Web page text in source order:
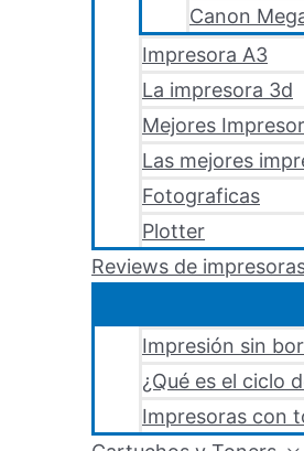
Canon
Impresora A3
La impresora 3d
Mejores
Las mejores
Fotograficas
Plotter
Reviews de
Impresión sin
¿Qué es el ciclo
Impresoras con